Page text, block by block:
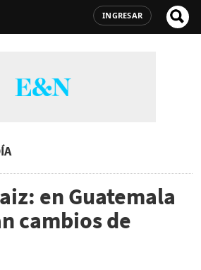
INGRESAR
en Guatemala
cambios de